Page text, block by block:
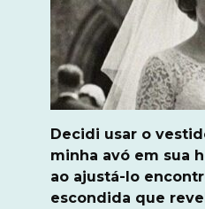
Decidi usar o
minha avó em sua
ao ajustá-lo
escondida que